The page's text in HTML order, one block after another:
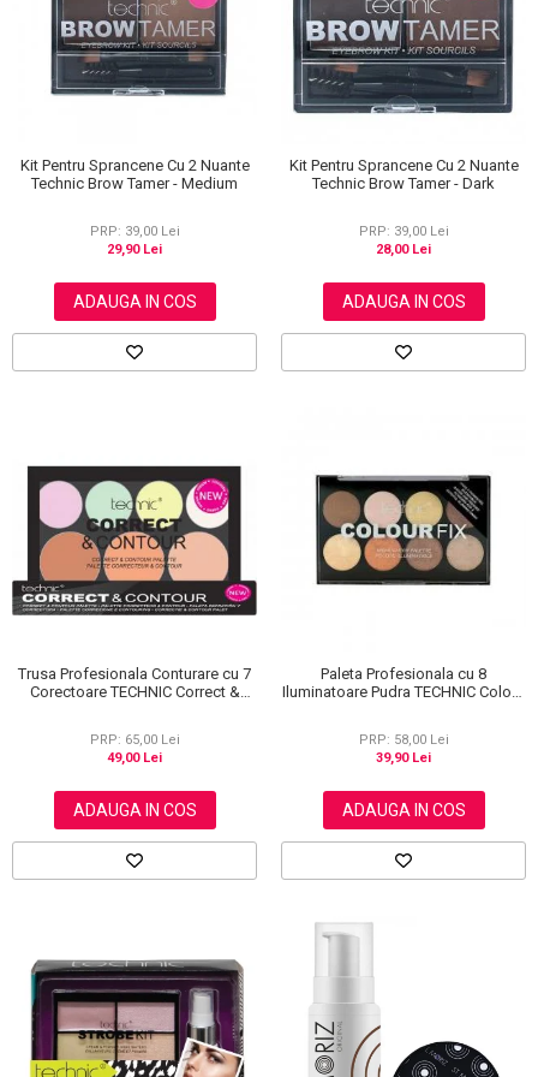
Scrub / Balsam de buze
Netestate pe Animale
Kit Pentru Sprancene Cu 2 Nuante
Technic Brow Tamer - Medium
PRP: 39,00 Lei
29,90 Lei
ADAUGA IN COS
Kit Pentru Sprancene Cu 2 Nuante
Technic Brow Tamer - Dark
PRP: 39,00 Lei
28,00 Lei
ADAUGA IN COS
Trusa Profesionala Conturare cu 7
Corectoare TECHNIC Correct &
PRP: 65,00 Lei
49,00 Lei
ADAUGA IN COS
Paleta Profesionala cu 8
Iluminatoare Pudra TECHNIC Colour
PRP: 58,00 Lei
39,90 Lei
ADAUGA IN COS